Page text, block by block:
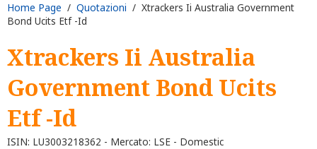
Home Page / Quotazioni / Xtrackers Ii Australia Government
Bond Ucits Etf -Id
Xtrackers Ii Australia
Government Bond Ucits
Etf -Id
ISIN: LU3003218362 - Mercato: LSE - Domestic